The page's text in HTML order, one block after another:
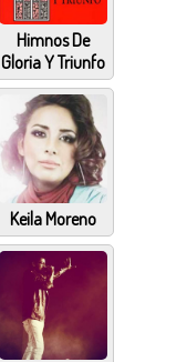
Himnos De
Gloria Y Triunfo
Keila Moreno